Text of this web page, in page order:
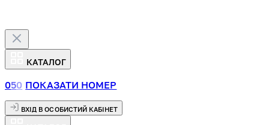
КАТАЛОГ
050 ПОКАЗАТИ НОМЕР
ВХІД В ОСОБИСТИЙ КАБІНЕТ